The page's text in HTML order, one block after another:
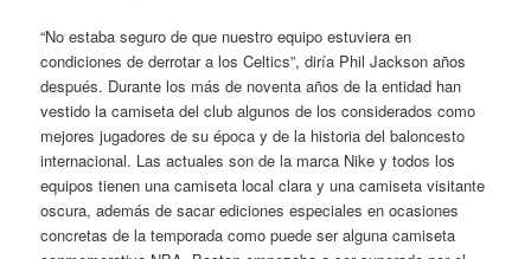
“No estaba seguro de que nuestro equipo estuviera en
condiciones de derrotar a los Celtics”, diría Phil Jackson años
después. Durante los más de noventa años de la entidad han
vestido la camiseta del club algunos de los considerados como
mejores jugadores de su época y de la historia del baloncesto
internacional. Las actuales son de la marca Nike y todos los
equipos tienen una camiseta local clara y una camiseta visitante
oscura, además de sacar ediciones especiales en ocasiones
concretas de la temporada como puede ser alguna camiseta